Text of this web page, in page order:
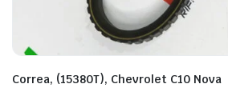
Correa, (15380T), Chevrolet C10 Nova